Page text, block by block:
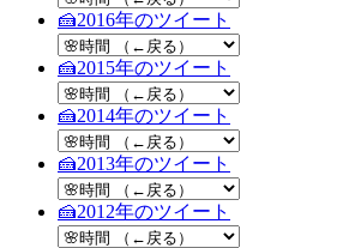
🍰2016年のツイート
🍰2015年のツイート
🍰2014年のツイート
🍰2013年のツイート
🍰2012年のツイート